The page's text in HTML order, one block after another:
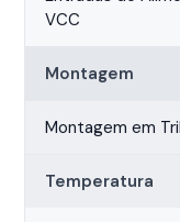
VCC
Montagem
Montagem em
Temperatura